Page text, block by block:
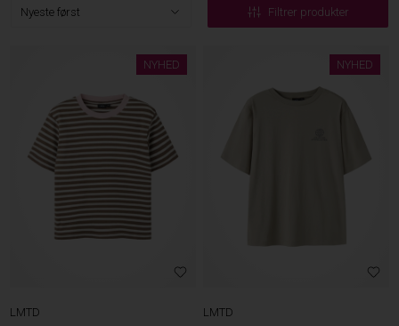
Filtrer produkter
NYHED
LMTD
NYHED
LMTD